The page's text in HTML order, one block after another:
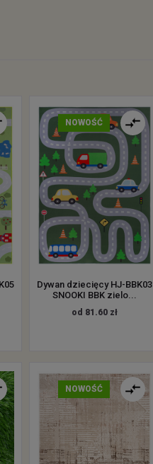
NOWOŚĆ
Dywan dziecięcy HJ-BBK03
SNOOKI BBK zielo...
od 81.60 zł
NOWOŚĆ